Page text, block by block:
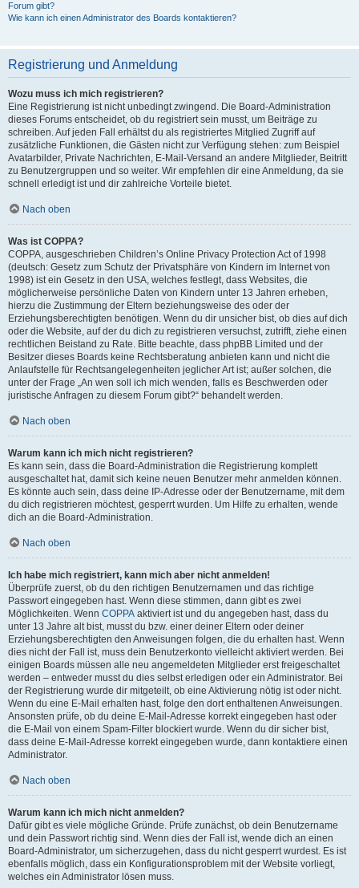
Forum gibt?
Wie kann ich einen Administrator des Boards kontaktieren?
Registrierung und Anmeldung
Wozu muss ich mich registrieren?
Eine Registrierung ist nicht unbedingt zwingend. Die Board-Administration
dieses Forums entscheidet, ob du registriert sein musst, um Beiträge zu
schreiben. Auf jeden Fall erhältst du als registriertes Mitglied Zugriff auf
zusätzliche Funktionen, die Gästen nicht zur Verfügung stehen: zum Beispiel
Avatarbilder, Private Nachrichten, E-Mail-Versand an andere Mitglieder, Beitritt
zu Benutzergruppen und so weiter. Wir empfehlen dir eine Anmeldung, da sie
schnell erledigt ist und dir zahlreiche Vorteile bietet.
Nach oben
Was ist COPPA?
COPPA, ausgeschrieben Children’s Online Privacy Protection Act of 1998
(deutsch: Gesetz zum Schutz der Privatsphäre von Kindern im Internet von
1998) ist ein Gesetz in den USA, welches festlegt, dass Websites, die
möglicherweise persönliche Daten von Kindern unter 13 Jahren erheben,
hierzu die Zustimmung der Eltern beziehungsweise des oder der
Erziehungsberechtigten benötigen. Wenn du dir unsicher bist, ob dies auf dich
oder die Website, auf der du dich zu registrieren versuchst, zutrifft, ziehe einen
rechtlichen Beistand zu Rate. Bitte beachte, dass phpBB Limited und der
Besitzer dieses Boards keine Rechtsberatung anbieten kann und nicht die
Anlaufstelle für Rechtsangelegenheiten jeglicher Art ist; außer solchen, die
unter der Frage „An wen soll ich mich wenden, falls es Beschwerden oder
juristische Anfragen zu diesem Forum gibt?“ behandelt werden.
Nach oben
Warum kann ich mich nicht registrieren?
Es kann sein, dass die Board-Administration die Registrierung komplett
ausgeschaltet hat, damit sich keine neuen Benutzer mehr anmelden können.
Es könnte auch sein, dass deine IP-Adresse oder der Benutzername, mit dem
du dich registrieren möchtest, gesperrt wurden. Um Hilfe zu erhalten, wende
dich an die Board-Administration.
Nach oben
Ich habe mich registriert, kann mich aber nicht anmelden!
Überprüfe zuerst, ob du den richtigen Benutzernamen und das richtige
Passwort eingegeben hast. Wenn diese stimmen, dann gibt es zwei
Möglichkeiten. Wenn COPPA aktiviert ist und du angegeben hast, dass du
unter 13 Jahre alt bist, musst du bzw. einer deiner Eltern oder deiner
Erziehungsberechtigten den Anweisungen folgen, die du erhalten hast. Wenn
dies nicht der Fall ist, muss dein Benutzerkonto vielleicht aktiviert werden. Bei
einigen Boards müssen alle neu angemeldeten Mitglieder erst freigeschaltet
werden – entweder musst du dies selbst erledigen oder ein Administrator. Bei
der Registrierung wurde dir mitgeteilt, ob eine Aktivierung nötig ist oder nicht.
Wenn du eine E-Mail erhalten hast, folge den dort enthaltenen Anweisungen.
Ansonsten prüfe, ob du deine E-Mail-Adresse korrekt eingegeben hast oder
die E-Mail von einem Spam-Filter blockiert wurde. Wenn du dir sicher bist,
dass deine E-Mail-Adresse korrekt eingegeben wurde, dann kontaktiere einen
Administrator.
Nach oben
Warum kann ich mich nicht anmelden?
Dafür gibt es viele mögliche Gründe. Prüfe zunächst, ob dein Benutzername
und dein Passwort richtig sind. Wenn dies der Fall ist, wende dich an einen
Board-Administrator, um sicherzugehen, dass du nicht gesperrt wurdest. Es ist
ebenfalls möglich, dass ein Konfigurationsproblem mit der Website vorliegt,
welches ein Administrator lösen muss.